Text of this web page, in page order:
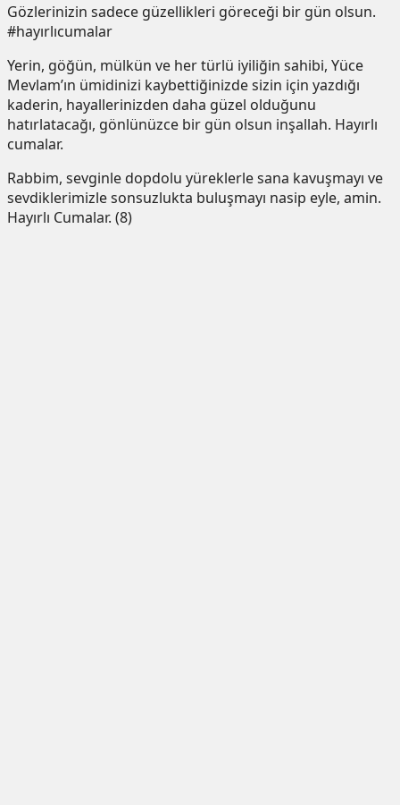
Gözlerinizin sadece güzellikleri göreceği bir gün olsun.
#hayırlıcumalar
Yerin, göğün, mülkün ve her türlü iyiliğin sahibi, Yüce
Mevlam’ın ümidinizi kaybettiğinizde sizin için yazdığı
kaderin, hayallerinizden daha güzel olduğunu
hatırlatacağı, gönlünüzce bir gün olsun inşallah. Hayırlı
cumalar.
Rabbim, sevginle dopdolu yüreklerle sana kavuşmayı ve
sevdiklerimizle sonsuzlukta buluşmayı nasip eyle, amin.
Hayırlı Cumalar. (8)